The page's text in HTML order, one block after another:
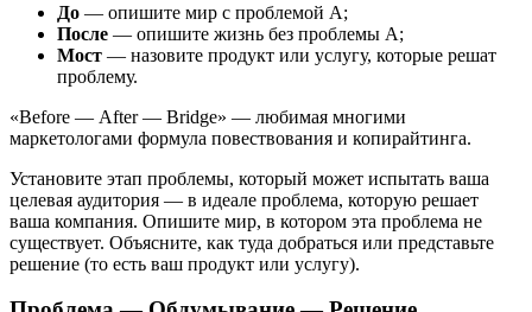
До — опишите мир с проблемой А;
После — опишите жизнь без проблемы А;
Мост — назовите продукт или услугу, которые решат
проблему.
«Before — After — Bridge» — любимая многими
маркетологами формула повествования и копирайтинга.
Установите этап проблемы, который может испытать ваша
целевая аудитория — в идеале проблема, которую решает
ваша компания. Опишите мир, в котором эта проблема не
существует. Объясните, как туда добраться или представьте
решение (то есть ваш продукт или услугу).